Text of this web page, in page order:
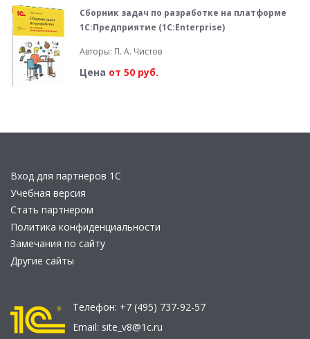
Сборник задач по разработке на платформе
1С:Предприятие (1С:Enterprise)
Авторы: П. А. Чистов
Цена от 50 руб.
Вход для партнеров 1С
Учебная версия
Стать партнером
Политика конфиденциальности
Замечания по сайту
Другие сайты
Телефон: +7 (495) 737-92-57
Email: site_v8@1c.ru